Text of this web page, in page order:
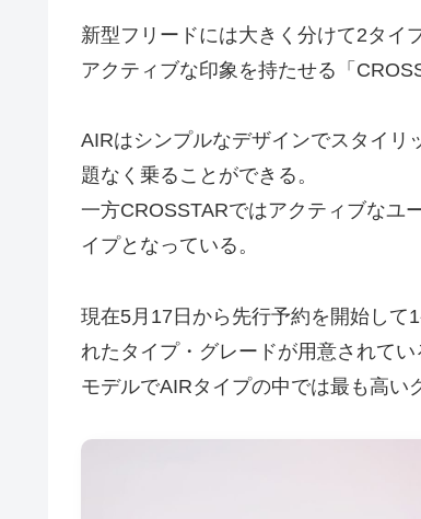
新型フリードには大きく分けて2タイ
アクティブな印象を持たせる「
AIRはシンプルなデザインでスタイリ
題なく乗ることができる。
一方CROSSTARではアクティブなユ
イプとなっている。
現在5月17日から先行予約を開始して
れたタイプ・グレードが用意されて
モデルでAIRタイプの中では最も高い